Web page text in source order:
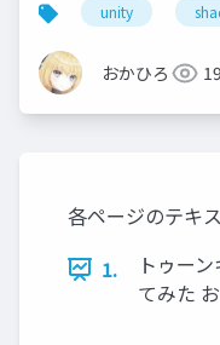
unity
おかひろ
各ページのテキ
1.
トゥー
てみた